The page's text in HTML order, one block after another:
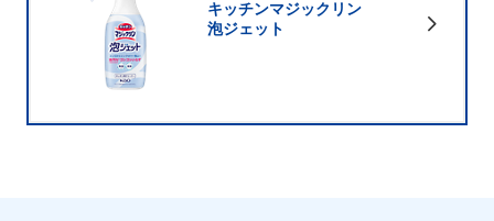
キッチンマジックリン
泡ジェット